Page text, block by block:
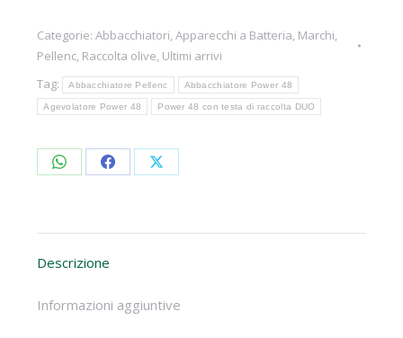
T
220-
300
asta
testa
Duo
Categorie:Abbacchiatori,Apparecchi a Batteria, Marchi,
Pellenc, Raccolta olive, Ultimi arrivi
Tag:
Abbacchiatore Pellenc Abbacchiatore Power 48
Agevolatore Power 48 Power 48 con testa di raccolta DUO
Share Share Share
Descrizione
Informazioni aggiuntive